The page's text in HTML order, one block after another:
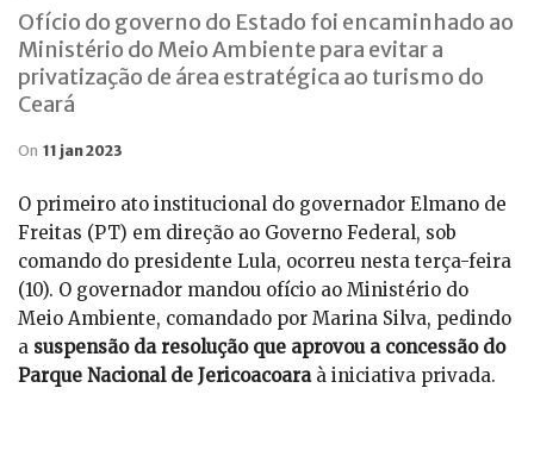
Ofício do governo do Estado foi encaminhado ao
Ministério do Meio Ambiente para evitar a
privatização de área estratégica ao turismo do
Ceará
On 11 jan 2023
O primeiro ato institucional do governador Elmano de
Freitas (PT) em direção ao Governo Federal, sob
comando do presidente Lula, ocorreu nesta terça-feira
(10). O governador mandou ofício ao Ministério do
Meio Ambiente, comandado por Marina Silva, pedindo
a suspensão da resolução que aprovou a concessão do
Parque Nacional de Jericoacoaraà iniciativa privada.